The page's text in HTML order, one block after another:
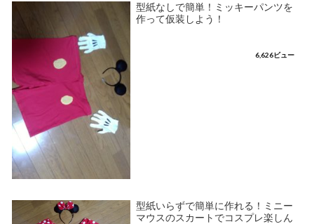
型紙なしで簡単！ミッキーパンツを
作って仮装しよう！
6,626ビュー
型紙いらずで簡単に作れる！ミニー
マウスのスカートでコスプレ楽しん